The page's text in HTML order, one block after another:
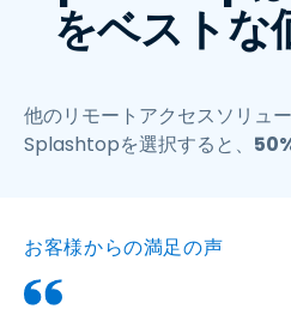
をベストな
他のリモートアクセスソリュ
Splashtopを選択すると、
お客様からの満足の声